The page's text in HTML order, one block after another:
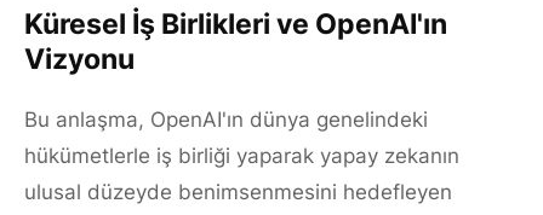
Küresel İş Birlikleri ve OpenAI'ın
Vizyonu
Bu anlaşma, OpenAI'ın dünya genelindeki
hükümetlerle iş birliği yaparak yapay zekanın
ulusal düzeyde benimsenmesini hedefleyen